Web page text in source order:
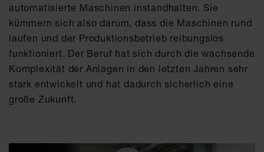
automatisierte Maschinen instandhalten. Sie
kümmern sich also darum, dass die Maschinen rund
laufen und der Produktionsbetrieb reibungslos
funktioniert. Der Beruf hat sich durch die wachsende
Komplexität der Anlagen in den letzten Jahren sehr
stark entwickelt und hat dadurch sicherlich eine
große Zukunft.